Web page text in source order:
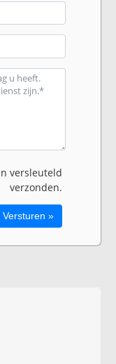
versleuteld
verzonden.